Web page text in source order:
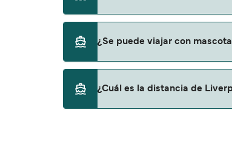
¿Se puede viajar con
con mascotas con:
¿Cuál es la distancia de